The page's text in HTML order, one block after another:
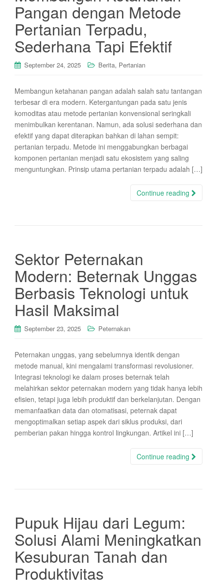
Pangan dengan Metode
Pertanian Terpadu,
Sederhana Tapi Efektif
September 24, 2025 Berita, Pertanian
Membangun ketahanan pangan adalah salah satu tantangan
terbesar di era modern. Ketergantungan pada satu jenis
komoditas atau metode pertanian konvensional seringkali
menimbulkan kerentanan. Namun, ada solusi sederhana dan
efektif yang dapat diterapkan bahkan di lahan sempit:
pertanian terpadu. Metode ini menggabungkan berbagai
komponen pertanian menjadi satu ekosistem yang saling
menguntungkan. Prinsip utama pertanian terpadu adalah […]
Continue reading
Sektor Peternakan
Modern: Beternak Unggas
Berbasis Teknologi untuk
Hasil Maksimal
September 23, 2025 Peternakan
Peternakan unggas, yang sebelumnya identik dengan
metode manual, kini mengalami transformasi revolusioner.
Integrasi teknologi ke dalam proses beternak telah
melahirkan sektor peternakan modern yang tidak hanya lebih
efisien, tetapi juga lebih produktif dan berkelanjutan. Dengan
memanfaatkan data dan otomatisasi, peternak dapat
mengoptimalkan setiap aspek dari siklus produksi, dari
pemberian pakan hingga kontrol lingkungan. Artikel ini […]
Continue reading
Pupuk Hijau dari Legum:
Solusi Alami Meningkatkan
Kesuburan Tanah dan
Produktivitas